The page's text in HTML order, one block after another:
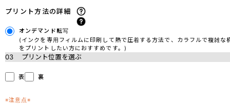
プリント方法の詳細
オンデマンド転写
(インクを専用フィルムに印刷して熱で圧着する方法で、カラフルで複雑な
をプリントしたい方におすすめです。)
03 プリント位置を選ぶ
表 裏
※注意点※